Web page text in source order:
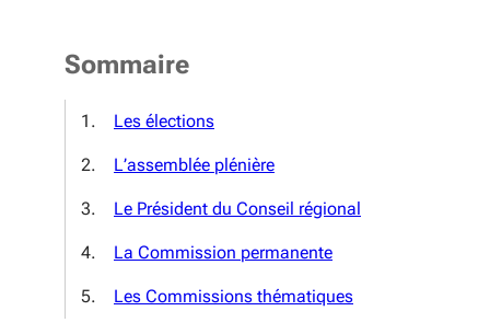
Sommaire
Les élections
L’assemblée plénière
Le Président du Conseil régional
La Commission permanente
Les Commissions thématiques